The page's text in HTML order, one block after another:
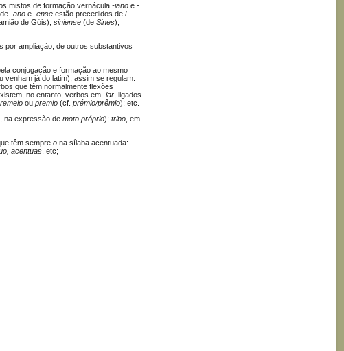
mistos de formação vernácula -iano e -
-ano e -ense estão precedidos de i
de Góis), siniense (de Sines),
por ampliação, de outros substantivos
conjugação e formação ao mesmo
venham já do latim); assim se regulam:
que têm normalmente flexões
no entanto, verbos em -iar , ligados
ou premio (cf. prémio/prêmio); etc.
na expressão de moto próprio); tribo , em
têm sempre o na sílaba acentuada:
acentuas , etc;